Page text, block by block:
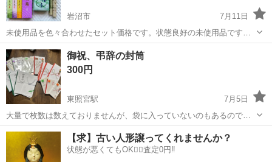
岩沼市
7月11日
未使用品を色々合わせたセット価格です。状態良好の未使用品です。
お得です。 ★ご希望の方へ、こうろびのもと5個お付けします。1個を
4等分にして使用するので20回分です。
宮城 岩沼市 冠婚葬祭 線香
御祝、弔辞の封筒
300円
東照宮駅
7月5日
大量で枚数は数えておりませんが、袋に入っていないのもあるので神
経質な方はご遠慮ください。
宮城 仙台市 東照宮駅 冠婚葬祭 封筒
【求】古い人形譲ってくれませんか？
状態が悪くてもOK🙆‍♀️査定0円‼️